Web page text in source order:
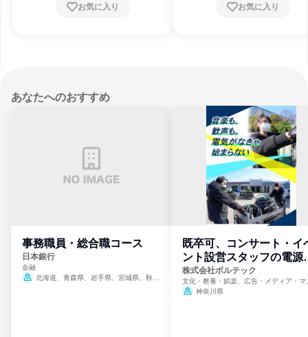
お気に入り お気に入り
あなたへのおすすめ
事務職員・総合職コース
日本銀行
金融
北海道、青森県、岩手県、宮城県、秋田
既卒可、コンサート・イ
ント設営スタッフの電源
門
株式会社ボルテック
文化・教養・娯楽、広告・メディア・マ
ミ、電力・ガス・水道・エネルギー
神奈川県